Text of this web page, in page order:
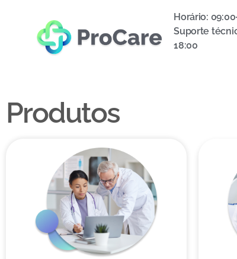
Horário:
Suporte
18:00
Produtos